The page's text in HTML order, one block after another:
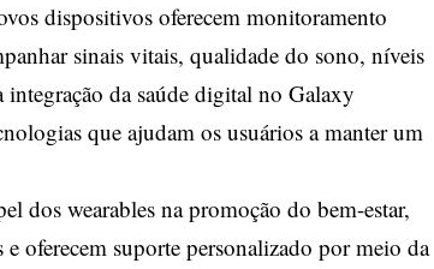
dispositivos oferecem monitoramento
sinais vitais, qualidade do sono, níveis
integração da saúde digital no Galaxy
que ajudam os usuários a manter um
dos wearables na promoção do bem-estar,
oferecem suporte personalizado por meio da